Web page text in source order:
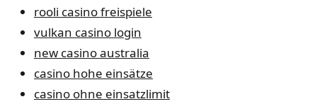
rooli casino freispiele
vulkan casino login
new casino australia
casino hohe einsätze
casino ohne einsatzlimit